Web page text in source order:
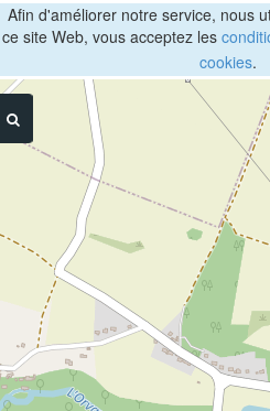
Afin d'améliorer notre service, nous
ce site Web, vous acceptez les
cookies.